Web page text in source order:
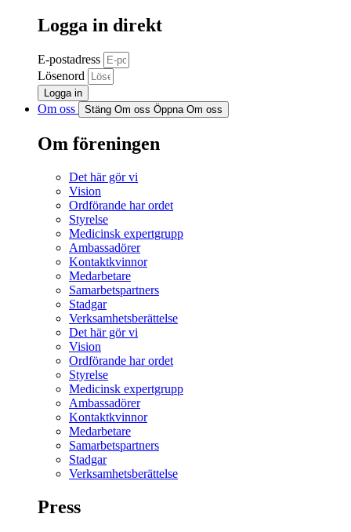
Logga in direkt
E-postadress
Lösenord
Logga in
Om oss Stäng Om oss Öppna Om oss
Om föreningen
Det här gör vi
Vision
Ordförande har ordet
Styrelse
Medicinsk expertgrupp
Ambassadörer
Kontaktkvinnor
Medarbetare
Samarbetspartners
Stadgar
Verksamhetsberättelse
Det här gör vi
Vision
Ordförande har ordet
Styrelse
Medicinsk expertgrupp
Ambassadörer
Kontaktkvinnor
Medarbetare
Samarbetspartners
Stadgar
Verksamhetsberättelse
Press